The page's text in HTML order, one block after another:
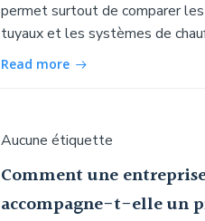
permet surtout de comparer
tuyaux et les systèmes de
Read more
Aucune étiquette
Comment une
accompagne-t-elle un